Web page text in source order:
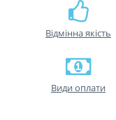
Відмінна якість
Види оплати